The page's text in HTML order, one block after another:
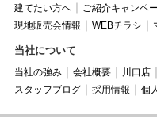
建てたい方へ
ご紹介キャンペ
現地販売会情報
WEBチラシ
当社について
当社の強み 会社概要 川口店
スタッフブログ
採用情報 個